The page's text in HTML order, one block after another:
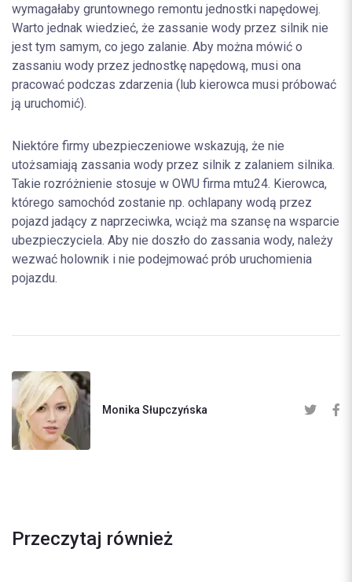
wymagałaby gruntownego remontu jednostki napędowej.
Warto jednak wiedzieć, że zassanie wody przez silnik nie
jest tym samym, co jego zalanie. Aby można mówić o
zassaniu wody przez jednostkę napędową, musi ona
pracować podczas zdarzenia (lub kierowca musi próbować
ją uruchomić).
Niektóre firmy ubezpieczeniowe wskazują, że nie
utożsamiają zassania wody przez silnik z zalaniem silnika.
Takie rozróżnienie stosuje w OWU firma mtu24. Kierowca,
którego samochód zostanie np. ochlapany wodą przez
pojazd jadący z naprzeciwka, wciąż ma szansę na wsparcie
ubezpieczyciela. Aby nie doszło do zassania wody, należy
wezwać holownik i nie podejmować prób uruchomienia
pojazdu.
Monika Słupczyńska
Przeczytaj również